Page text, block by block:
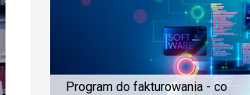
Program do fakturowania - co